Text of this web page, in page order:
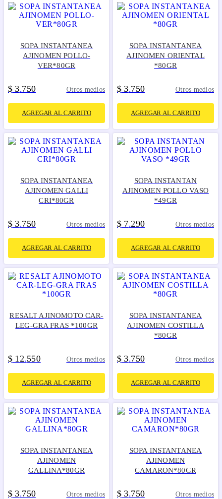
SOPA INSTANTANEA
AJINOMEN POLLO-
VER*80GR
$ 3.750 Otros medios
AGREGAR AL CARRITO
SOPA INSTANTANEA
AJINOMEN ORIENTAL
*80GR
$ 3.750 Otros medios
AGREGAR AL CARRITO
SOPA INSTANTANEA
AJINOMEN GALLI
CRI*80GR
$ 3.750 Otros medios
AGREGAR AL CARRITO
SOPA INSTANTAN
AJINOMEN POLLO VASO
*49GR
$ 7.290 Otros medios
AGREGAR AL CARRITO
RESALT AJINOMOTO CAR-
LEG-GRA FRAS *100GR
$ 12.550 Otros medios
AGREGAR AL CARRITO
SOPA INSTANTANEA
AJINOMEN COSTILLA
*80GR
$ 3.750 Otros medios
AGREGAR AL CARRITO
SOPA INSTANTANEA
AJINOMEN
GALLINA*80GR
$ 3.750 Otros medios
SOPA INSTANTANEA
AJINOMEN
CAMARON*80GR
$ 3.750 Otros medios